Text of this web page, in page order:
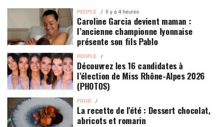
PEOPLE Il y a 4 heures
Caroline Garcia devient maman :
l’ancienne championne lyonnaise
présente son fils Pablo
PEOPLE
Découvrez les 16 candidates à
l’élection de Miss Rhône-Alpes 2026
(PHOTOS)
FOOD
La recette de l'été : Dessert chocolat,
abricots et romarin